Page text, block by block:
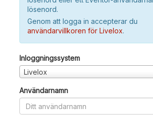
lösenord.
Genom att logga in accepterar du
användarvillkoren för Livelox.
Inloggningssystem
Livelox
Användarnamn